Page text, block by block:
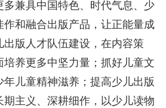
多兼具中国特色、时代气息、少
和融合出版产品，让正能量成
出版人才队伍建设，在内容策
养更多中坚力量；抓好儿童文
儿童精神滋养；提高少儿出版
期主义、深耕细作，以少儿读物